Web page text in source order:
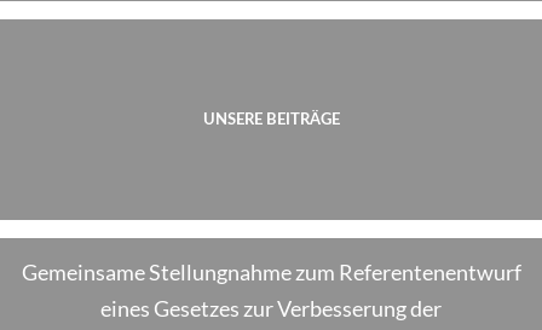
UNSERE BEITRÄGE
NÄCHSTER BEITRAG
Gemeinsame Stellungnahme zum Referentenentwurf
eines Gesetzes zur Verbesserung der